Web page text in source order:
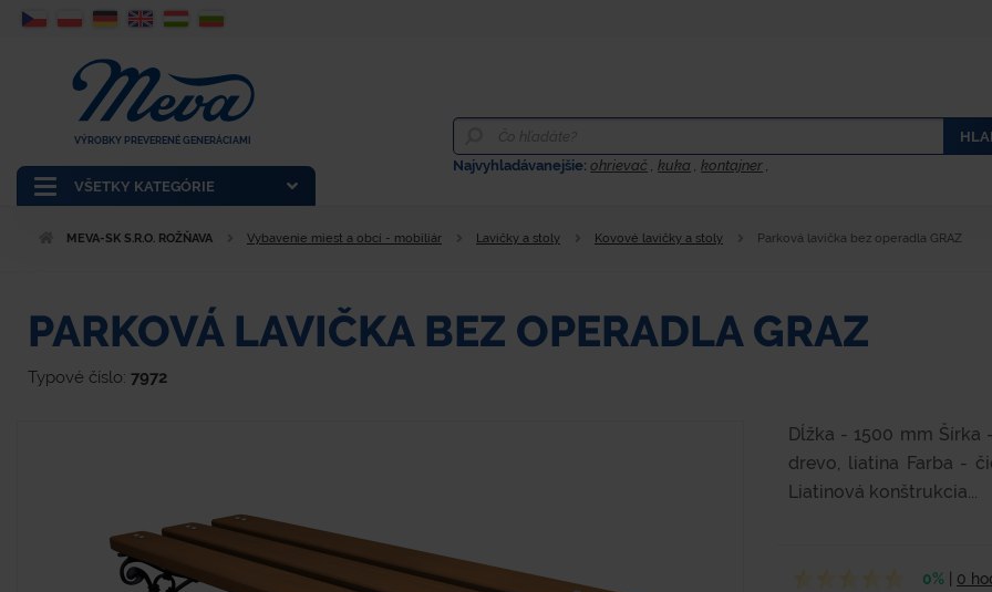
VŠETKY KATEGÓRIE
VÝROBKY PREVERENÉ GENERÁCIAMI
Najvyhladávanejšie:ohrievač ,kuka ,kontajner ,
MEVA-SK S.R.O. ROŽŇAVA Vybavenie miest a obcí - mobiliár Lavičky a stoly Kovové lavičky a stoly Parková lavička bez operadla GRAZ
PARKOVÁ LAVIČKA BEZ OPERADLA GRAZ
Typové číslo: 7972
Dĺžka - 1500 mm
drevo, liatina Farba -
Liatinová konštrukcia...
0% 0